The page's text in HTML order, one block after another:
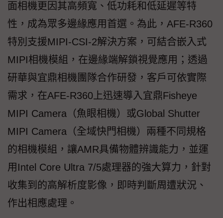
面相機更因其高頻寬、低功耗和低延遲等特
性，成為眾多邊緣應用首選。為此，AFE-R360
特別支援MIPI-CSI-2解決方案，可結合嵌入式
MIPI相機模組，在邊緣端解鎖視覺應用；透過
研華與宜鼎相機團隊合作研發，客戶可依實際
需求，在AFE-R360上迅速導入宜鼎Fisheye
MIPI Camera（魚眼相機）或Global Shutter
MIPI Camera（全域快門相機）兩種不同規格
的相機模組，讓AMR具備物體辨識能力，並運
用Intel Core Ultra 7/5處理器的強大算力，針對
收集到的高解析度影像，即時判斷周遭狀況、
作出相應處理。